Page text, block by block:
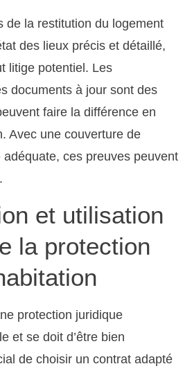
de la restitution du logement
des lieux précis et détaillé,
litige potentiel. Les
documents à jour sont des
faire la différence en
Avec une couverture de
ces preuves peuvent
et utilisation
la protection
protection juridique
et se doit d’être bien
de choisir un contrat adapté